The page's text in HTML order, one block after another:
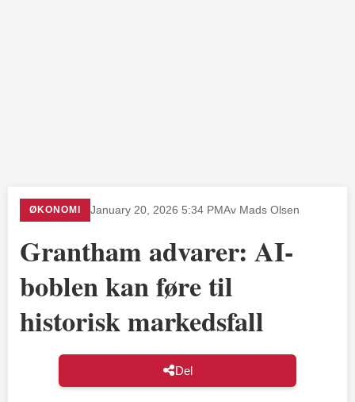
ØKONOMI January 20, 2026 5:34 PMAv Mads Olsen
Grantham advarer: AI-
boblen kan føre til
historisk markedsfall
Del